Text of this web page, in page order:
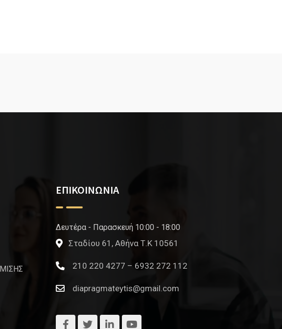
ΕΠΙΚΟΙΝΩΝΙΑ
Δευτέρα - Παρασκευή 10:00 - 18:00
Σταδίου 61, Αθήνα Τ.Κ 10561
210 220 4277 – 6932 272 112
diapragmateytis@gmail.com